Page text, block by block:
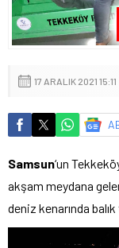
17 ARALIK 2021 15:11
Samsun‘un
akşam meydana
deniz kenarında